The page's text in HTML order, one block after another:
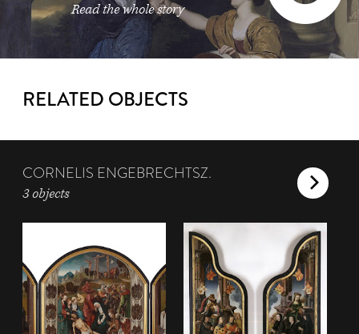
Read the whole story
RELATED OBJECTS
CORNELIS ENGEBRECHTSZ.
3 objects